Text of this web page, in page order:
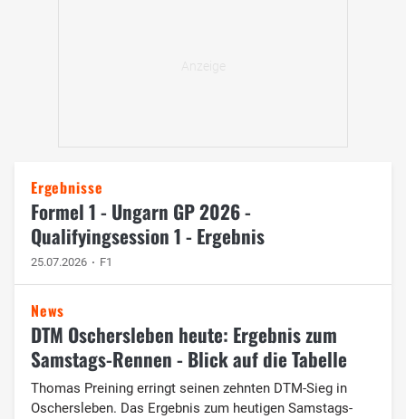
Ergebnisse
Formel 1 - Ungarn GP 2026 -
Qualifyingsession 1 - Ergebnis
25.07.2026 F1
News
DTM Oschersleben heute: Ergebnis zum
Samstags-Rennen - Blick auf die Tabelle
Thomas Preining erringt seinen zehnten DTM-Sieg in
Oschersleben. Das Ergebnis zum heutigen Samstags-